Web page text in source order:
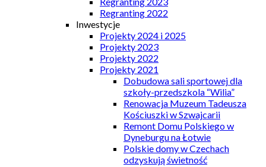
Regranting 2022
Inwestycje
Projekty 2024 i 2025
Projekty 2023
Projekty 2022
Projekty 2021
Dobudowa sali sportowej dla
szkoły-przedszkola “Wilia”
Renowacja Muzeum Tadeusza
Kościuszki w Szwajcarii
Remont Domu Polskiego w
Dyneburgu na Łotwie
Polskie domy w Czechach
odzyskują świetność